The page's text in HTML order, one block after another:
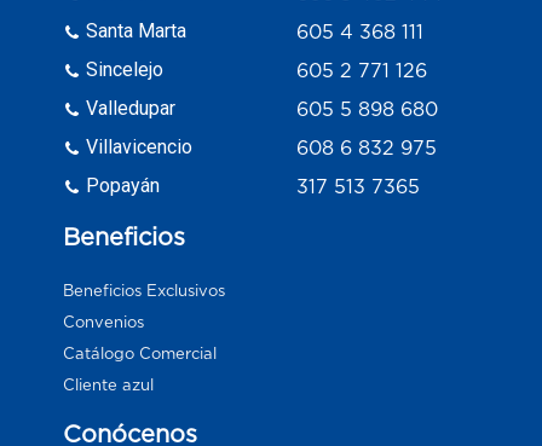
Santa Marta
Sincelejo
Valledupar
Villavicencio
Popayán
605 4 368 111
605 2 771 126
605 5 898 680
608 6 832 975
317 513 7365
Beneficios
Beneficios Exclusivos
Convenios
Catálogo Comercial
Cliente azul
Conócenos